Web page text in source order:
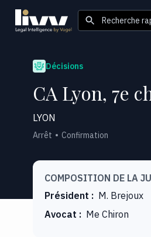
Recherche
Décisions
CA Lyon, 7e
LYON
Arrêt Confirmation
COMPOSITION DE LA
Président : M. Brejoux
Avocat : Me Chiron